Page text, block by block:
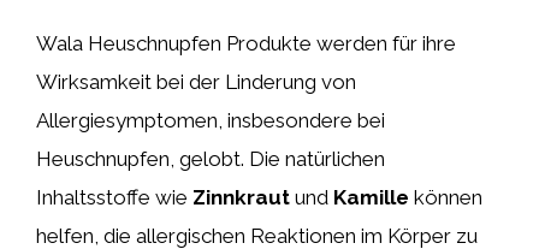
Wala Heuschnupfen Produkte werden für ihre
Wirksamkeit bei der Linderung von
Allergiesymptomen, insbesondere bei
Heuschnupfen, gelobt. Die natürlichen
Inhaltsstoffe wie Zinnkraut und Kamille können
helfen, die allergischen Reaktionen im Körper zu